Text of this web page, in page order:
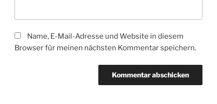
Name, E-Mail-Adresse und Website in diesem
Browser für meinen nächsten Kommentar speichern.